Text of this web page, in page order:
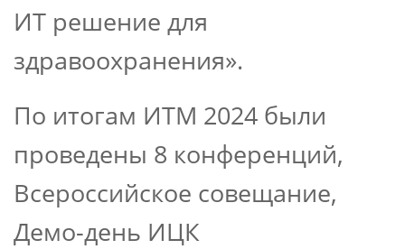
ИТ решение для
здравоохранения».
По итогам ИТМ 2024 были
проведены 8 конференций,
Всероссийское совещание,
Демо-день ИЦК